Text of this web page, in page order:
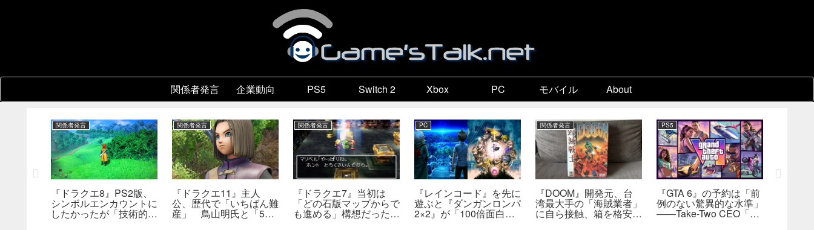
関係者発言 企業動向 PS5 Switch 2 Xbox PC モバイル About
関係者発言
『ドラクエ8』PS2版、
シンボルエンカウントに
したかったが「技術的に
関係者発言
『ドラクエ11』主人
公、歴代で「いちばん難
産」 鳥山明氏と「5～
関係者発言
『ドラクエ7』当初は
「どの石版マップからで
も進める」構想だった。
PC
『レインコード』を先に
遊ぶと『ダンガンロンパ
2×2』が「100倍面白く
関係者発言
『DOOM』開発元、台
湾最大手の「海賊業者」
に自ら接触、箱を格安で
PS5
『GTA 6』の予約は「前
例のない驚異的な水準」
――Take-Two CEO「販